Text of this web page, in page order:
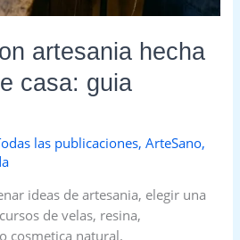
artesania hecha
casa: guia
las publicaciones,ArteSano,
ideas de artesania, elegir una
de velas, resina,
cosmetica natural.